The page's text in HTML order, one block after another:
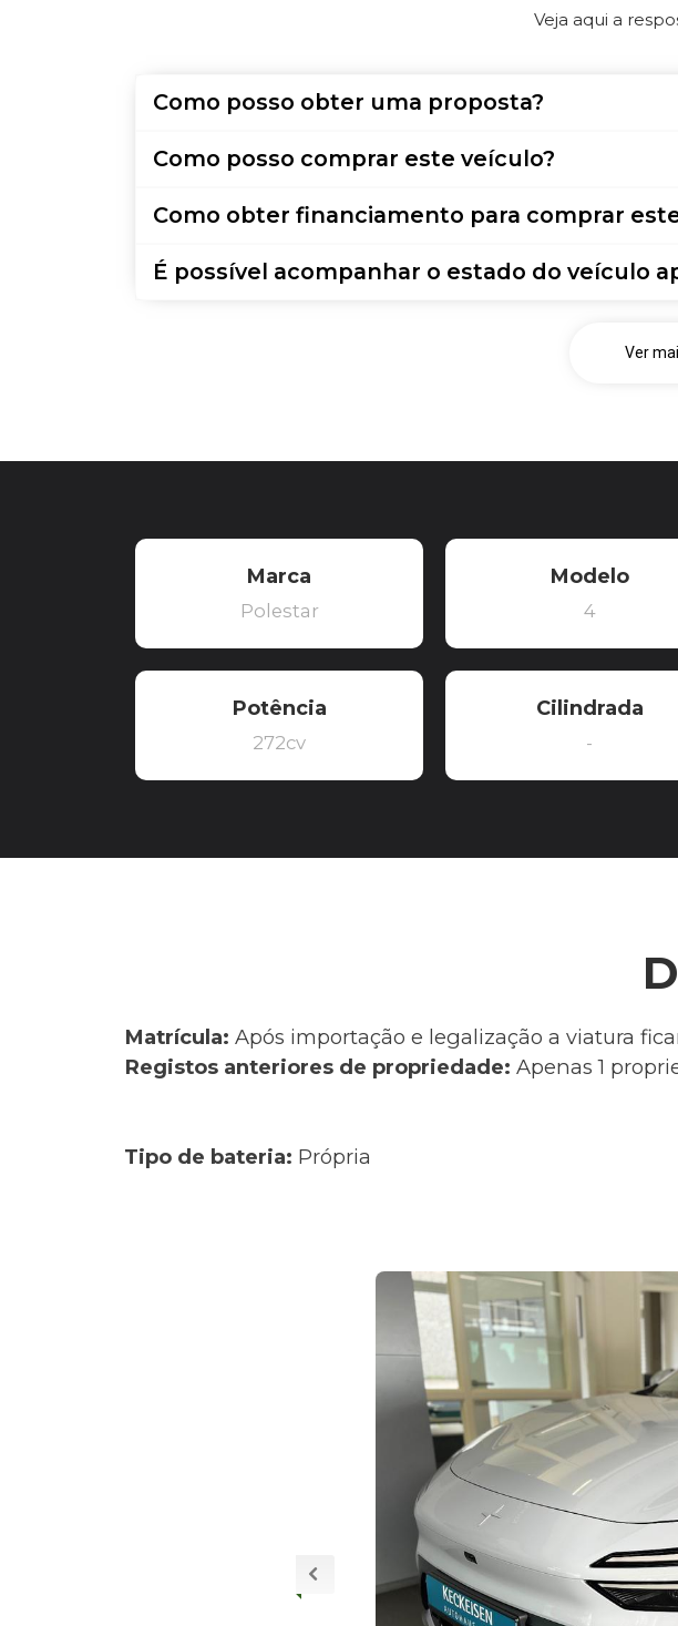
Veja aqui a
Como posso obter uma proposta?
Como posso comprar este veículo?
Como obter financiamento para comprar
É possível acompanhar o estado do veículo
Ver
Marca
Polestar
Modelo
4
Potência
272cv
Cilindrada
-
Matrícula: Após importação e legalização a viatura
Registos anteriores de propriedade: Apenas 1
Tipo de bateria: Própria